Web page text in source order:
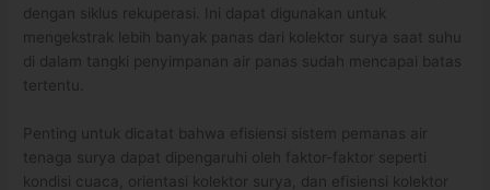
dengan siklus rekuperasi. Ini dapat digunakan untuk
mengekstrak lebih banyak panas dari kolektor surya saat suhu
di dalam tangki penyimpanan air panas sudah mencapai batas
tertentu.
Penting untuk dicatat bahwa efisiensi sistem pemanas air
tenaga surya dapat dipengaruhi oleh faktor-faktor seperti
kondisi cuaca, orientasi kolektor surya, dan efisiensi kolektor